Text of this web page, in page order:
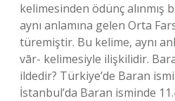
kelimesinden ödünç alınmış
aynı anlamına gelen Orta
türemiştir. Bu kelime, aynı
vār- kelimesiyle ilişkilidir.
ildedir? Türkiye’de Baran
İstanbul’da Baran isminde